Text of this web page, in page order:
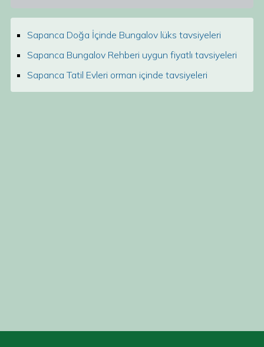
Sapanca Doğa İçinde Bungalov lüks tavsiyeleri
Sapanca Bungalov Rehberi uygun fiyatlı tavsiyeleri
Sapanca Tatil Evleri orman içinde tavsiyeleri